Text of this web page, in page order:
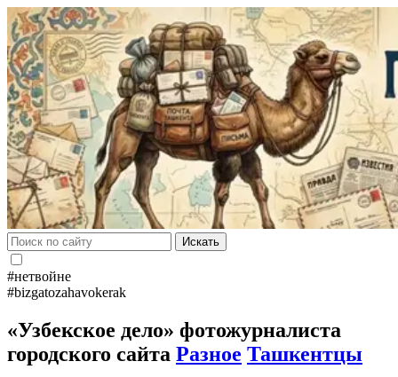
Искать
#нетвойне
#bizgatozahavokerak
«Узбекское дело» фотожурналиста
городского сайта Разное Ташкентцы